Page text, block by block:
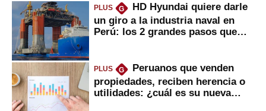
PLUS G
HD Hyundai quiere darle
un giro a la industria naval en
Perú: los 2 grandes pasos que
PLUS G
Peruanos que venden
propiedades, reciben herencia o
utilidades: ¿cuál es su nueva